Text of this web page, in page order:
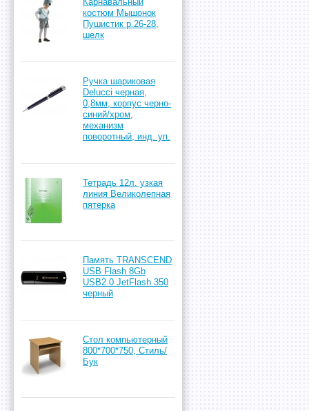
костюм Мышонок
Пушистик р.26-28,
шелк
Ручка шариковая
Delucci черная,
0,8мм, корпус черно-
синий/хром,
механизм
поворотный, инд. уп.
Тетрадь 12л. узкая
линия Великолепная
пятерка
Память TRANSCEND
USB Flash 8Gb
USB2.0 JetFlash 350
черный
Стол компьютерный
800*700*750, Стиль/
Бук